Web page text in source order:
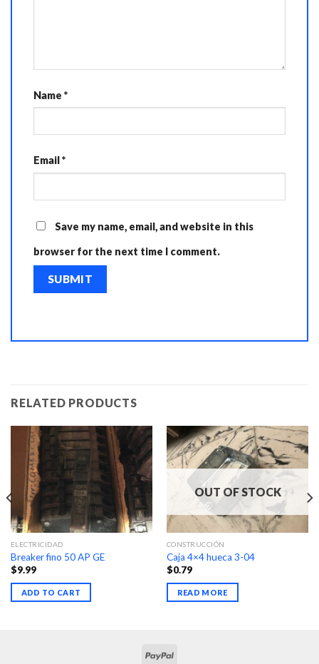
Name *
Email*
Save my name, email, and website in this
browser for the next time I comment.
RELATED PRODUCTS
ELECTRICIDAD
Breaker fino 50 AP GE
$9.99
ADD TO CART
OUT OF STOCK
CONSTRUCCIÓN
Caja 4×4 hueca 3-04
$0.79
READ MORE